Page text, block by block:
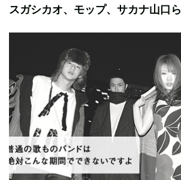
スガシカオ、モップ、サカナ山口ら